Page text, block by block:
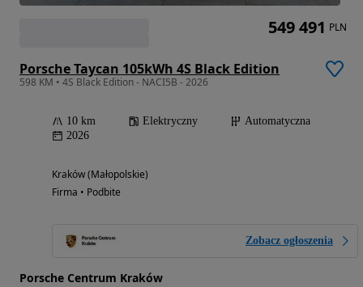
Porsche Taycan 105kWh 4S Black Edition
598 KM • 4S Black Edition - NACI5B - 2026
10 km Elektryczny
Automatyczna
2026
Kraków (Małopolskie)
Firma • Podbite
Zobacz ogłoszenia
Porsche Centrum Kraków
549 491 PLN